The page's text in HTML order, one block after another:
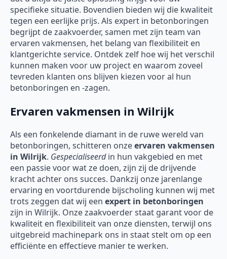
specifieke situatie. Bovendien bieden wij die kwaliteit
tegen een eerlijke prijs. Als expert in betonboringen
begrijpt de zaakvoerder, samen met zijn team van
ervaren vakmensen, het belang van flexibiliteit en
klantgerichte service. Ontdek zelf hoe wij het verschil
kunnen maken voor uw project en waarom zoveel
tevreden klanten ons blijven kiezen voor al hun
betonboringen en -zagen.
Ervaren vakmensen in Wilrijk
Als een fonkelende diamant in de ruwe wereld van
betonboringen, schitteren onzeervaren vakmensen
in Wilrijk. Gespecialiseerdin hun vakgebied en met
een passie voor wat ze doen, zijn zij de drijvende
kracht achter ons succes. Dankzij onze jarenlange
ervaring en voortdurende bijscholing kunnen wij met
trots zeggen dat wij een expert in betonboringen
zijn in Wilrijk. Onze zaakvoerder staat garant voor de
kwaliteit en flexibiliteit van onze diensten, terwijl ons
uitgebreid machinepark ons in staat stelt om op een
efficiënte en effectieve manier te werken.